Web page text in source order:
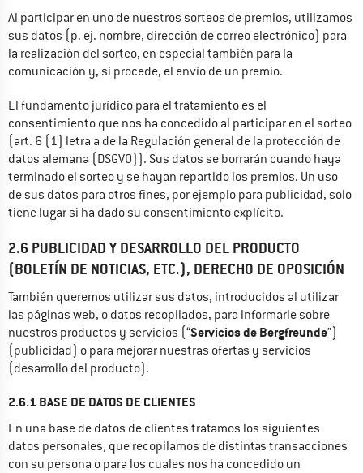
Al participar en uno de nuestros sorteos de premios, utilizamos
sus datos (p. ej. nombre, dirección de correo electrónico) para
la realización del sorteo, en especial también para la
comunicación y, si procede, el envío de un premio.
El fundamento jurídico para el tratamiento es el
consentimiento que nos ha concedido al participar en el sorteo
(art. 6 (1) letra a de la Regulación general de la protección de
datos alemana (DSGVO)). Sus datos se borrarán cuando haya
terminado el sorteo y se hayan repartido los premios. Un uso
de sus datos para otros fines, por ejemplo para publicidad, solo
tiene lugar si ha dado su consentimiento explícito.
2.6 PUBLICIDAD Y DESARROLLO DEL PRODUCTO
(BOLETÍN DE NOTICIAS, ETC.), DERECHO DE OPOSICIÓN
También queremos utilizar sus datos, introducidos al utilizar
las páginas web, o datos recopilados, para informarle sobre
nuestros productos y servicios (“Servicios de Bergfreunde”)
(publicidad) o para mejorar nuestras ofertas y servicios
(desarrollo del producto).
2.6.1 BASE DE DATOS DE CLIENTES
En una base de datos de clientes tratamos los siguientes
datos personales, que recopilamos de distintas transacciones
con su persona o para los cuales nos ha concedido un